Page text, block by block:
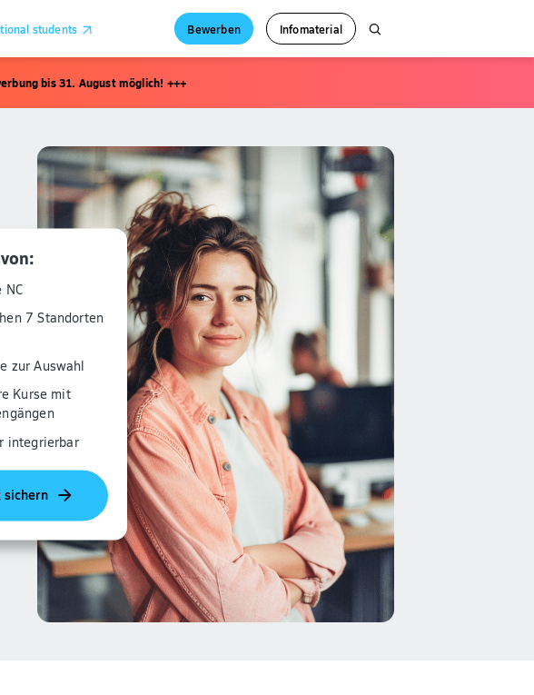
students Bewerben Infomaterial
bis 31. August möglich! +++
NC
7 Standorten
zur Auswahl
Kurse mit
integrierbar
sichern